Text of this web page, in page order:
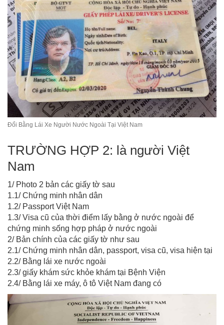
Đổi Bằng Lái Xe Người Nước Ngoài Tại Việt Nam
TRƯỜNG HỢP 2: là người Việt
Nam
1/ Photo 2 bản các giấy tờ sau
1.1/ Chứng minh nhân dân
1.2/ Passport Việt Nam
1.3/ Visa cũ của thời điểm lấy bằng ở nước ngoài để
chứng minh sống hợp pháp ở nước ngoài
2/ Bản chính của các giấy tờ như sau
2.1/ Chứng minh nhân dân, passport, visa cũ, visa hiện tại
2.2/ Bằng lái xe nước ngoài
2.3/ giấy khám sức khỏe khám tại Bệnh Viện
2.4/ Bằng lái xe máy, ô tô Việt Nam đang có